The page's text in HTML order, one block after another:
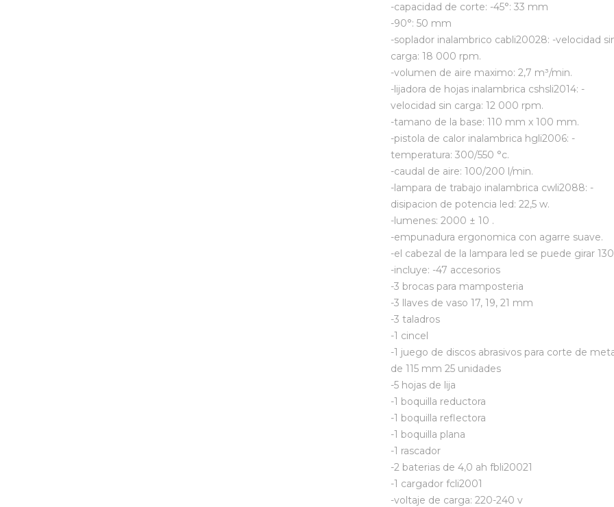
-capacidad de corte: -45°: 33 mm
-90°: 50 mm
-soplador inalambrico cabli20028: -velocidad
carga: 18 000 rpm.
-volumen de aire maximo: 2,7 m³/min.
-lijadora de hojas inalambrica cshsli2014: -
velocidad sin carga: 12 000 rpm.
-tamano de la base: 110 mm x 100 mm.
-pistola de calor inalambrica hgli2006: -
temperatura: 300/550 °c.
-caudal de aire: 100/200 l/min.
-lampara de trabajo inalambrica cwli2088: -
disipacion de potencia led: 22,5 w.
-lumenes: 2000 ± 10 .
-empunadura ergonomica con agarre suave.
-el cabezal de la lampara led se puede girar
-incluye: -47 accesorios
-3 brocas para mamposteria
-3 llaves de vaso 17, 19, 21 mm
-3 taladros
-1 cincel
-1 juego de discos abrasivos para corte de
de 115 mm 25 unidades
-5 hojas de lija
-1 boquilla reductora
-1 boquilla reflectora
-1 boquilla plana
-1 rascador
-2 baterias de 4,0 ah fbli20021
-1 cargador fcli2001
-voltaje de carga: 220-240 v